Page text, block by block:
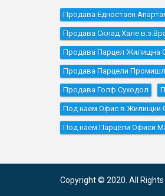
Продава Едностаен
Продава Склад Хале
Продава Парцел Жилищна
Продава Парцели
Продава Голф Суходол
Под наем Офис в Жилищни
Под наем Парцели Офиси
Copyright © 2020. All Rights